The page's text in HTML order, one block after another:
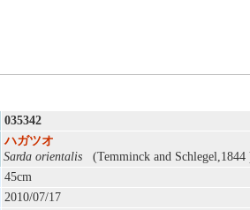
035342
ハガツオ
Sarda orientalis
(Temminck and Schlegel,1844
45cm
2010/07/17